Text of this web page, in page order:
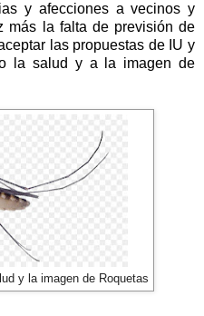
y afecciones a vecinos y
más la falta de previsión de
las propuestas de IU y
la salud y a la imagen de
y la imagen de Roquetas